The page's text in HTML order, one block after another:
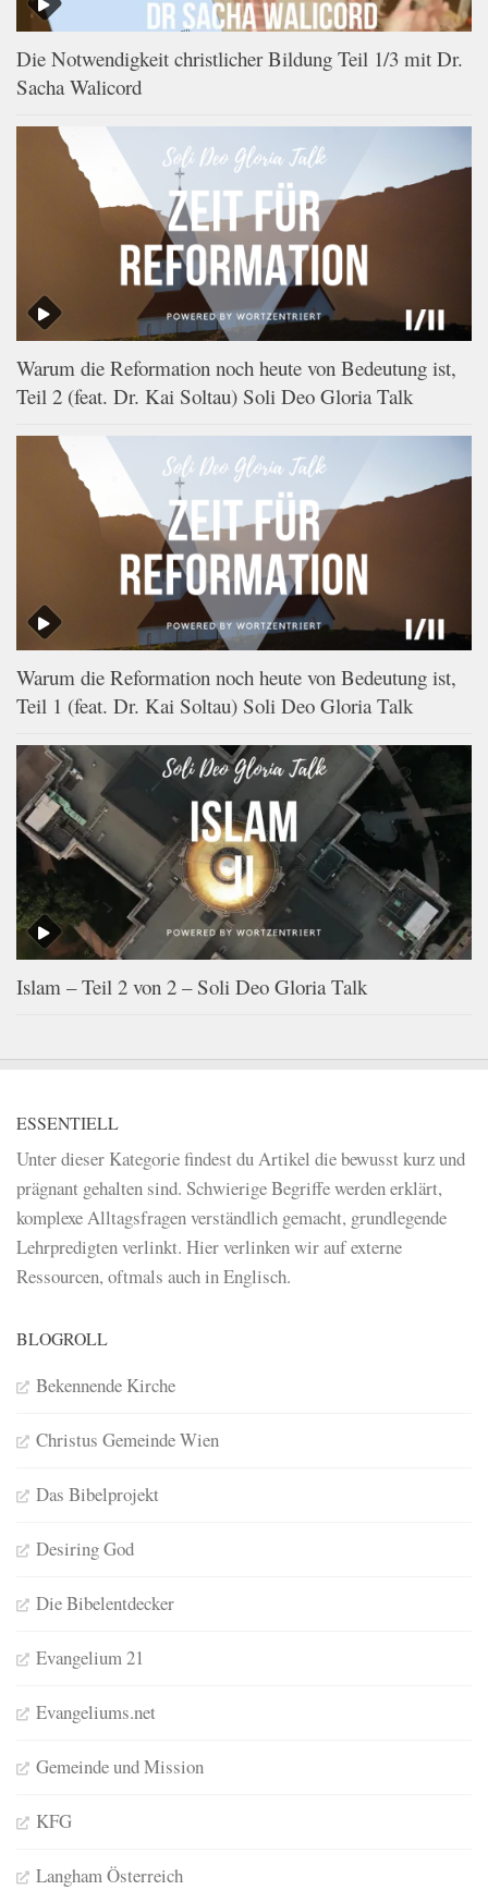
Die Notwendigkeit christlicher Bildung Teil 1/3 mit Dr.
Sacha Walicord
Warum die Reformation noch heute von Bedeutung ist,
Teil 2 (feat. Dr. Kai Soltau) Soli Deo Gloria Talk
Warum die Reformation noch heute von Bedeutung ist,
Teil 1 (feat. Dr. Kai Soltau) Soli Deo Gloria Talk
Islam – Teil 2 von 2 – Soli Deo Gloria Talk
ESSENTIELL
Unter dieser Kategorie findest du Artikel die bewusst kurz und
prägnant gehalten sind. Schwierige Begriffe werden erklärt,
komplexe Alltagsfragen verständlich gemacht, grundlegende
Lehrpredigten verlinkt. Hier verlinken wir auf externe
Ressourcen, oftmals auch in Englisch.
BLOGROLL
Bekennende Kirche
Christus Gemeinde Wien
Das Bibelprojekt
Desiring God
Die Bibelentdecker
Evangelium 21
Evangeliums.net
Gemeinde und Mission
KFG
Langham Österreich